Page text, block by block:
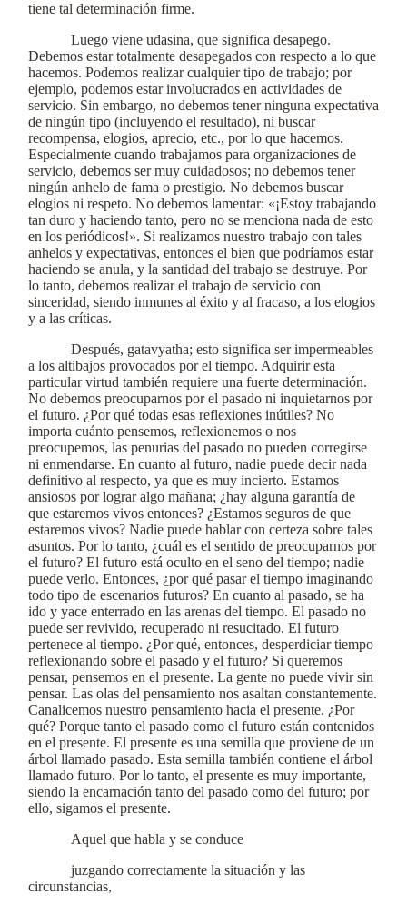
tiene tal determinación firme.
Luego viene udasina, que significa desapego.
Debemos estar totalmente desapegados con respecto a lo que
hacemos. Podemos realizar cualquier tipo de trabajo; por
ejemplo, podemos estar involucrados en actividades de
servicio. Sin embargo, no debemos tener ninguna expectativa
de ningún tipo (incluyendo el resultado), ni buscar
recompensa, elogios, aprecio, etc., por lo que hacemos.
Especialmente cuando trabajamos para organizaciones de
servicio, debemos ser muy cuidadosos; no debemos tener
ningún anhelo de fama o prestigio. No debemos buscar
elogios ni respeto. No debemos lamentar: «¡Estoy trabajando
tan duro y haciendo tanto, pero no se menciona nada de esto
en los periódicos!». Si realizamos nuestro trabajo con tales
anhelos y expectativas, entonces el bien que podríamos estar
haciendo se anula, y la santidad del trabajo se destruye. Por
lo tanto, debemos realizar el trabajo de servicio con
sinceridad, siendo inmunes al éxito y al fracaso, a los elogios
y a las críticas.
Después, gatavyatha; esto significa ser impermeables
a los altibajos provocados por el tiempo. Adquirir esta
particular virtud también requiere una fuerte determinación.
No debemos preocuparnos por el pasado ni inquietarnos por
el futuro. ¿Por qué todas esas reflexiones inútiles? No
importa cuánto pensemos, reflexionemos o nos
preocupemos, las penurias del pasado no pueden corregirse
ni enmendarse. En cuanto al futuro, nadie puede decir nada
definitivo al respecto, ya que es muy incierto. Estamos
ansiosos por lograr algo mañana; ¿hay alguna garantía de
que estaremos vivos entonces? ¿Estamos seguros de que
estaremos vivos? Nadie puede hablar con certeza sobre tales
asuntos. Por lo tanto, ¿cuál es el sentido de preocuparnos por
el futuro? El futuro está oculto en el seno del tiempo; nadie
puede verlo. Entonces, ¿por qué pasar el tiempo imaginando
todo tipo de escenarios futuros? En cuanto al pasado, se ha
ido y yace enterrado en las arenas del tiempo. El pasado no
puede ser revivido, recuperado ni resucitado. El futuro
pertenece al tiempo. ¿Por qué, entonces, desperdiciar tiempo
reflexionando sobre el pasado y el futuro? Si queremos
pensar, pensemos en el presente. La gente no puede vivir sin
pensar. Las olas del pensamiento nos asaltan constantemente.
Canalicemos nuestro pensamiento hacia el presente. ¿Por
qué? Porque tanto el pasado como el futuro están contenidos
en el presente. El presente es una semilla que proviene de un
árbol llamado pasado. Esta semilla también contiene el árbol
llamado futuro. Por lo tanto, el presente es muy importante,
siendo la encarnación tanto del pasado como del futuro; por
ello, sigamos el presente.
Aquel que habla y se conduce
juzgando correctamente la situación y las
circunstancias,